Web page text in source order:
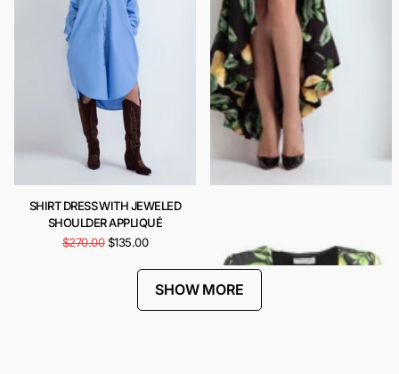
SHIRT DRESS WITH JEWELED
SHOULDER APPLIQUÉ
$270.00$135.00
SHOW MORE